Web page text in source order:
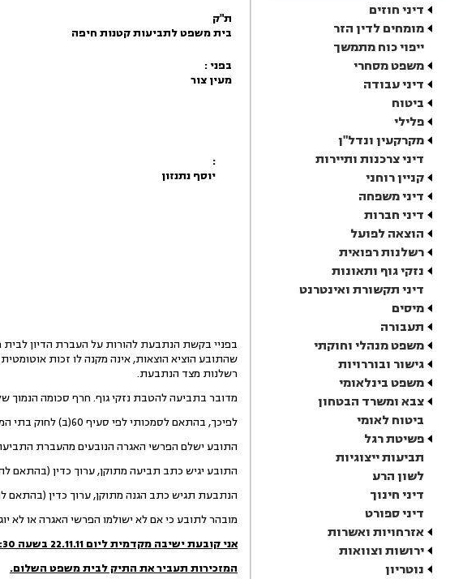
דיני חוזים
מומחים לדין הזר
ייפוי כוח מתמשך
משפט מסחרי
דיני עבודה
ביטוח
פלילי
מקרקעין ונדל"ן
דיני צרכנות ותיירות
קניין רוחני
דיני משפחה
דיני חברות
הוצאה לפועל
רשלנות רפואית
נזקי גוף ותאונות
דיני תקשורת ואינטרנט
מיסים
תעבורה
משפט מנהלי וחוקתי
גישור ובוררויות
משפט בינלאומי
צבא ומשרד הבטחון
ביטוח לאומי
פשיטת רגל
תביעות ייצוגיות
לשון הרע
דיני חינוך
דיני ספורט
אזרחויות ואשרות
ירושות וצוואות
נוטריון
ת"ק
בית משפט לתביעות קטנות חיפה
בפני :
מעין צור
:
יוסף נתנזון
בפניי בקשת הנתבעת להורות על העברת הדיון
שהתובע הוציא הוצאות, אינה מקנה לו זכות
רשלנות מצד הנתבעת.
מדובר בתביעה להטבת נזקי גוף. חרף סכומה הנמוך
לפיכך, בהתאם לסמכותי לפי סעיף 60(ב) לחוק בתי המשפט, הנני מורה על העברת הדיון לבית משפט השלום. ההליך יתנהל בפניי,
התובע ישלם הפרשי האגרה הנובעים מהעברת התביעה
התובע יגיש כתב תביעה מתוקן, ערוך כדין (בהתאם
הנתבעת תגיש כתב הגנה מתוקן, ערוך כדין (בהתאם לתקנות
מובהר לתובע כי אם לא ישולמו הפרשי האגרה או לא
אני קובעת ישיבה מקדמית ליום
המזכירות תעביר את התיק לבית משפט השלום.